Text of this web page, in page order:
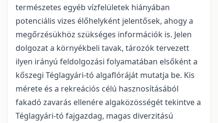
termé­szetes egyéb vízfelületek hiányában
potenciális vizes élőhelyként jelentősek, ahogy a
megőrzésükhöz szükséges információk is. Jelen
dolgozat a környékbeli tavak, tározók tervezett
ilyen irányú feldolgozási folyamatában elsőként a
kőszegi Téglagyári-tó algaflóráját mutatja be. Kis
mérete és a rekreációs célú hasznosításából
fakadó zavarás ellenére algaközösségét tekintve a
Téglagyári-tó fajgazdag, magas diverzi­tású